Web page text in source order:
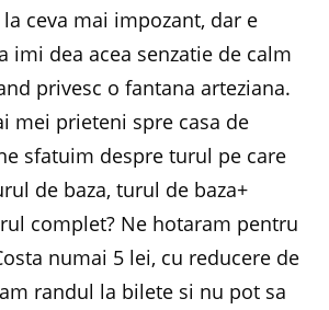
ceva mai impozant, dar e
imi dea acea senzatie de calm
privesc o fantana arteziana.
mei prieteni spre casa de
sfatuim despre turul pe care
de baza, turul de baza+
complet? Ne hotaram pentru
numai 5 lei, cu reducere de
randul la bilete si nu pot sa